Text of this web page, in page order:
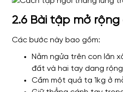
2.6 Bài tập mở
Các bước này bao gồm:
Nằm ngửa trên con lăn
đất và hai tay dang
Cầm một quả tạ 1kg ở